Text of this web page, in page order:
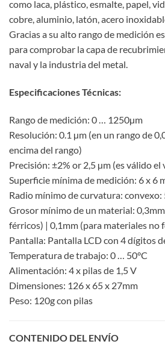
como laca, plástico, esmalte, papel,
cobre, aluminio, latón, acero
Gracias a su alto rango de medición
para comprobar la capa de
naval y la industria del metal.
Especificaciones Técnicas:
Rango de medición: 0 … 1250µm
Resolución: 0.1 µm (en un rango de
encima del rango)
Precisión: ±2% or 2,5 µm (es válido
Superficie mínima de medición: 6 x 6
Radio mínimo de curvatura: convexo:
Grosor mínimo de un material:
férricos) | 0,1mm (para materiales no
Pantalla: Pantalla LCD con 4 dígitos
Temperatura de trabajo: 0 … 50°C
Alimentación: 4 x pilas de 1,5 V
Dimensiones: 126 x 65 x 27mm
Peso: 120g con pilas
CONTENIDO DEL ENVÍO